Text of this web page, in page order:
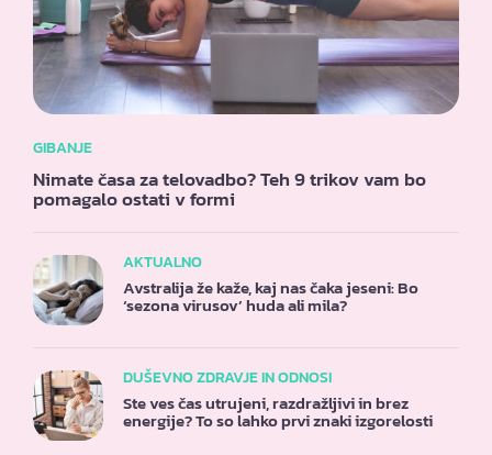
GIBANJE
Nimate časa za telovadbo? Teh 9 trikov vam bo
pomagalo ostati v formi
AKTUALNO
Avstralija že kaže, kaj nas čaka jeseni: Bo
‘sezona virusov’ huda ali mila?
DUŠEVNO ZDRAVJE IN ODNOSI
Ste ves čas utrujeni, razdražljivi in brez
energije? To so lahko prvi znaki izgorelosti